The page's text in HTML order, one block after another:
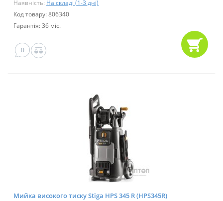
Наявність: На складі (1-3 дні)
Код товару: 806340
Гарантія: 36 міс.
0
Мийка високого тиску Stiga HPS 345 R (HPS345R)